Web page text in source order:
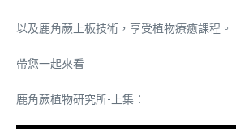
以及鹿角蕨上板技術，享受植物療癒課程。
帶您一起來看
鹿角蕨植物研究所-上集：